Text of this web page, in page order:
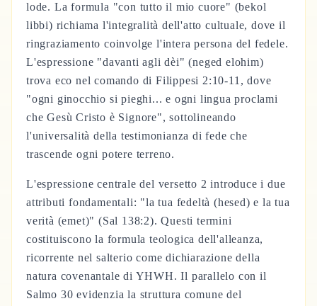
lode. La formula "con tutto il mio cuore" (bekol
libbi) richiama l'integralità dell'atto cultuale, dove il
ringraziamento coinvolge l'intera persona del fedele.
L'espressione "davanti agli dèi" (neged elohim)
trova eco nel comando di Filippesi 2:10-11, dove
"ogni ginocchio si pieghi... e ogni lingua proclami
che Gesù Cristo è Signore", sottolineando
l'universalità della testimonianza di fede che
trascende ogni potere terreno.
L'espressione centrale del versetto 2 introduce i due
attributi fondamentali: "la tua fedeltà (hesed) e la tua
verità (emet)" (Sal 138:2). Questi termini
costituiscono la formula teologica dell'alleanza,
ricorrente nel salterio come dichiarazione della
natura covenantale di YHWH. Il parallelo con il
Salmo 30 evidenzia la struttura comune del